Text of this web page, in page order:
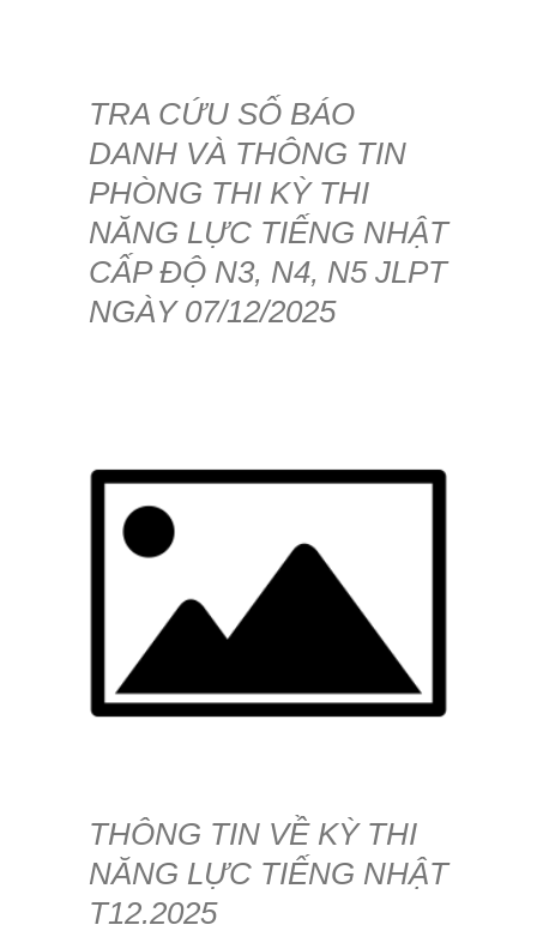
TRA CỨU SỐ BÁO
DANH VÀ THÔNG TIN
PHÒNG THI KỲ THI
NĂNG LỰC TIẾNG NHẬT
CẤP ĐỘ N3, N4, N5 JLPT
NGÀY 07/12/2025
THÔNG TIN VỀ KỲ THI
NĂNG LỰC TIẾNG NHẬT
T12.2025